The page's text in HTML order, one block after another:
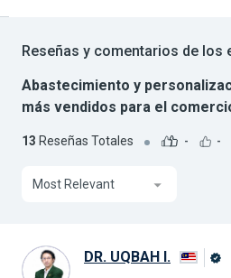
Reseñas y comentarios de los
Abastecimiento y
más vendidos para el
13 Reseñas Totales - -
Most Relevant
DR. UQBAH I.